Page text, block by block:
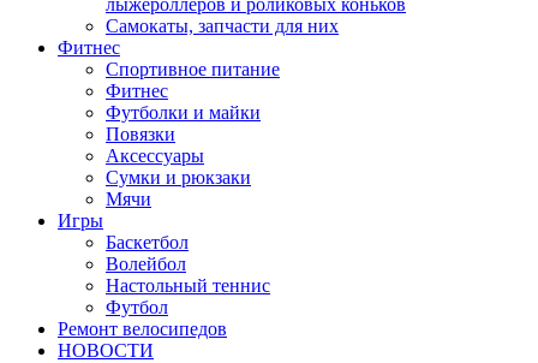
лыжероллеров и роликовых коньков
Самокаты, запчасти для них
Фитнес
Спортивное питание
Фитнес
Футболки и майки
Повязки
Аксессуары
Сумки и рюкзаки
Мячи
Игры
Баскетбол
Волейбол
Настольный теннис
Футбол
Ремонт велосипедов
НОВОСТИ